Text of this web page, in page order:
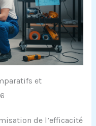
et
de l’efficacité